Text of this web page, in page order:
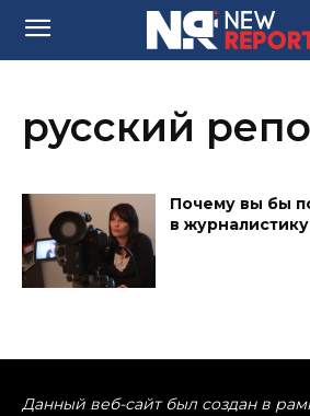
русский
Почему вы бы
в
Данный веб-сайт был создан в